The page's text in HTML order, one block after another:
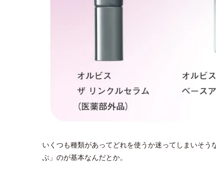
いくつも種類があってどれを使うか迷ってしまいそ
ぶ」のが基本なんだとか。